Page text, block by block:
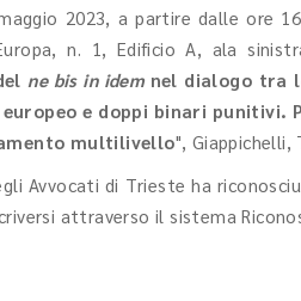
2023, a partire dalle ore
n. 1, Edificio A, ala
ne bis in idem nel dialogo tra
e doppi binari punitivi.
multilivello", Giappichelli,
Avvocati di Trieste ha
attraverso il sistema